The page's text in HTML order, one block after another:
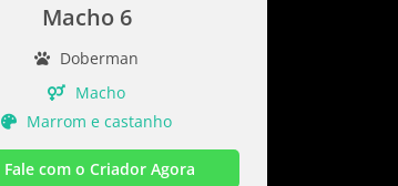
Macho 6
Doberman
Macho
Marrom e castanho
Fale com o Criador Agora